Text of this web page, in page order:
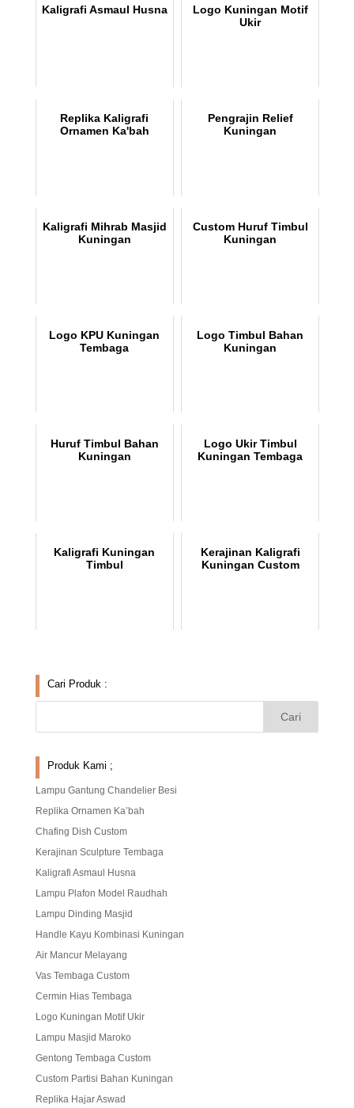
Kaligrafi Asmaul Husna
Logo Kuningan Motif
Ukir
Replika Kaligrafi
Ornamen Ka'bah
Pengrajin Relief
Kuningan
Kaligrafi Mihrab Masjid
Kuningan
Custom Huruf Timbul
Kuningan
Logo KPU Kuningan
Tembaga
Logo Timbul Bahan
Kuningan
Huruf Timbul Bahan
Kuningan
Logo Ukir Timbul
Kuningan Tembaga
Kaligrafi Kuningan
Timbul
Kerajinan Kaligrafi
Kuningan Custom
Cari Produk :
Produk Kami ;
Lampu Gantung Chandelier Besi
Replika Ornamen Ka’bah
Chafing Dish Custom
Kerajinan Sculpture Tembaga
Kaligrafi Asmaul Husna
Lampu Plafon Model Raudhah
Lampu Dinding Masjid
Handle Kayu Kombinasi Kuningan
Air Mancur Melayang
Vas Tembaga Custom
Cermin Hias Tembaga
Logo Kuningan Motif Ukir
Lampu Masjid Maroko
Gentong Tembaga Custom
Custom Partisi Bahan Kuningan
Replika Hajar Aswad